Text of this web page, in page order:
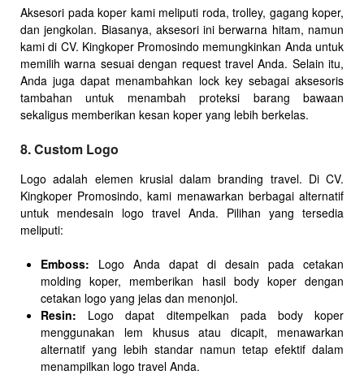
Aksesori pada koper kami meliputi roda, trolley, gagang koper,
dan jengkolan. Biasanya, aksesori ini berwarna hitam, namun
kami di CV. Kingkoper Promosindo memungkinkan Anda untuk
memilih warna sesuai dengan request travel Anda. Selain itu,
Anda juga dapat menambahkan lock key sebagai aksesoris
tambahan untuk menambah proteksi barang bawaan
sekaligus memberikan kesan koper yang lebih berkelas.
8. Custom Logo
Logo adalah elemen krusial dalam branding travel. Di CV.
Kingkoper Promosindo, kami menawarkan berbagai alternatif
untuk mendesain logo travel Anda. Pilihan yang tersedia
meliputi:
Emboss: Logo Anda dapat di desain pada cetakan
molding koper, memberikan hasil body koper dengan
cetakan logo yang jelas dan menonjol.
Resin: Logo dapat ditempelkan pada body koper
menggunakan lem khusus atau dicapit, menawarkan
alternatif yang lebih standar namun tetap efektif dalam
menampilkan logo travel Anda.